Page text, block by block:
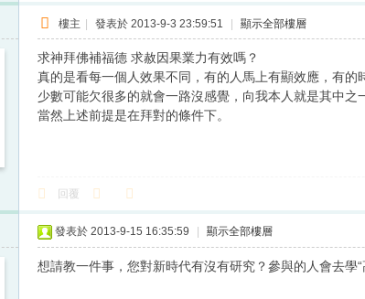
樓主 | 發表於 2013-9-3 23:59:51 | 顯示全部樓層
求神拜佛補福德 求赦因果業力有效嗎？
真的是看每一個人效果不同，有的人馬上有顯效應，有的
少數可能欠很多的就會一路沒感覺，向我本人就是其中之
當然上述前提是在拜對的條件下。
回覆
發表於 2013-9-15 16:35:59 顯示全部樓層
想請教一件事，您對新時代有沒有研究？參與的人會去學